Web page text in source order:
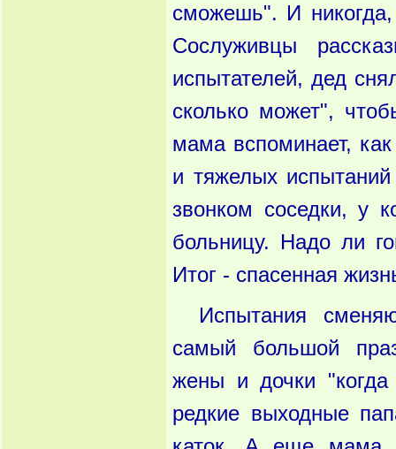
сможешь". И никогда,
Сослуживцы
испытателей, дед
сколько может",
мама вспоминает,
и тяжелых
звонком соседки, у
больницу. Надо ли
Итог - спасенная
Испытания
самый большой
жены и дочки
редкие выходные